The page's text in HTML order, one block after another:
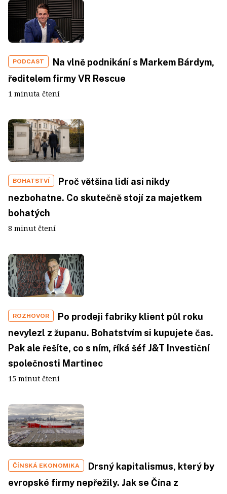
PODCAST
Na vlně podnikání s Markem Bárdym,
ředitelem firmy VR Rescue
1 minuta čtení
BOHATSTVÍ
Proč většina lidí asi nikdy
nezbohatne. Co skutečně stojí za majetkem
bohatých
8 minut čtení
ROZHOVOR
Po prodeji fabriky klient půl roku
nevylezl z županu. Bohatstvím si kupujete čas.
Pak ale řešíte, co s ním, říká šéf J&T Investiční
společnosti Martinec
15 minut čtení
ČÍNSKÁ EKONOMIKA
Drsný kapitalismus, který by
evropské firmy nepřežily. Jak se Čína z